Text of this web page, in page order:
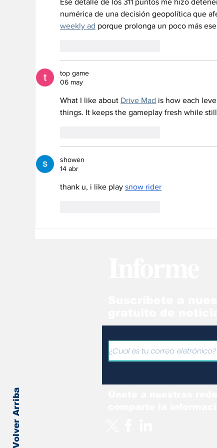
Ese detalle de los 311 puntos me hizo
numérica de una decisión geopolítica que
weekly ad porque prolonga un poco más
top game
06 may
What I like about Drive Mad is how each
things. It keeps the gameplay fresh while
showen
14 abr
thank u, i like play snow rider
Volver Arriba